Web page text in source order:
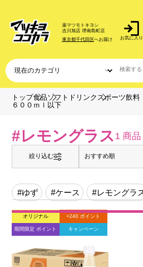
薬マツモトキヨシ
吉川旭店 堺南島町店
東京都千代田区へお届け お気に入り
トップ食品 ソフトドリンク スポーツ飲料
６００ｍｌ以下
#レモングラス1 商品
絞り込む
#ゆず #ケース #レモングラ
オリジナル +240 ポイント
期間限定 ポイント キャンペーン